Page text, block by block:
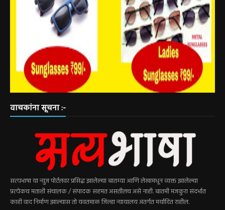
वाचकांना सूचना :-
सत्यभाषा या न्युज पोर्टलवर प्रसिद्ध झालेल्या बातम्या आणि लेखामधून व्यक्त झालेल्या
प्रत्येकच मताशी संचालक / संपादक सहमत असतीलच असे नाही. बातमी मजकुरा संदर्भात
काही वाद निर्माण झाल्यास तो यवतमाळ जिल्हा न्यायालय अंतर्गत मर्यादित राहील.